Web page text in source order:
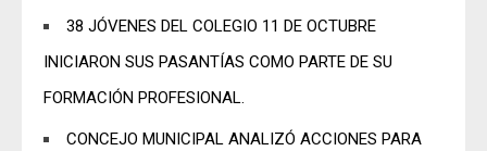
38 JÓVENES DEL COLEGIO 11 DE OCTUBRE
INICIARON SUS PASANTÍAS COMO PARTE DE SU
FORMACIÓN PROFESIONAL.
CONCEJO MUNICIPAL ANALIZÓ ACCIONES PARA